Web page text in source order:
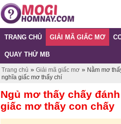
TRANG CHỦ GIẢI MÃ GIẤC MƠ
QUAY THỬ MB
Trang chủ » Giải mã giấc mơ » Nằm mơ
nghĩa giấc mơ thấy chí
Ngủ mơ thấy chấy
giấc mơ thấy con chấy